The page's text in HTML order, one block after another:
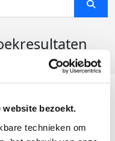
website bezoekt.
technieken om